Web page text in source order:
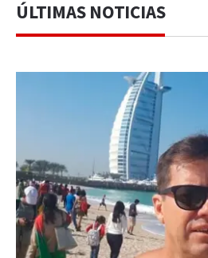
ÚLTIMAS NOTICIAS